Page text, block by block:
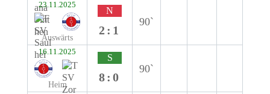
23.11.2025
Auswärts
N
2:1
90`
16.11.2025
Heim
S
8:0
90`